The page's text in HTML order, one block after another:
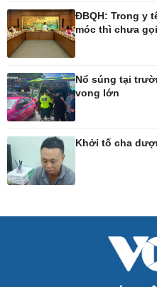
Ô tô
Xe máy
Tư vấn
Sành điệu
Tin Công nghệ
Trải nghiệm
ĐBQH: Trong y
móc thì chưa
Nổ súng tại
vong lớn
Khởi tố cha